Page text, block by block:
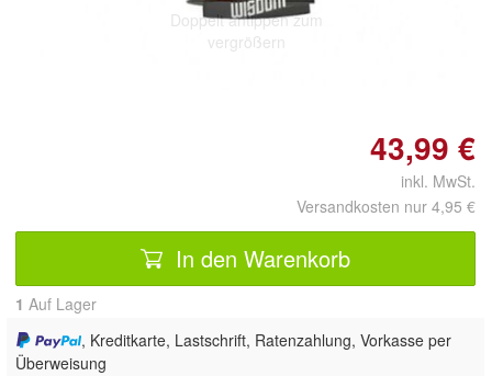
Doppelt antippen zum
vergrößern
43,99 €
inkl. MwSt.
Versandkosten nur 4,95 €
In den Warenkorb
1 Auf Lager
, Kreditkarte, Lastschrift, Ratenzahlung, Vorkasse per
Überweisung